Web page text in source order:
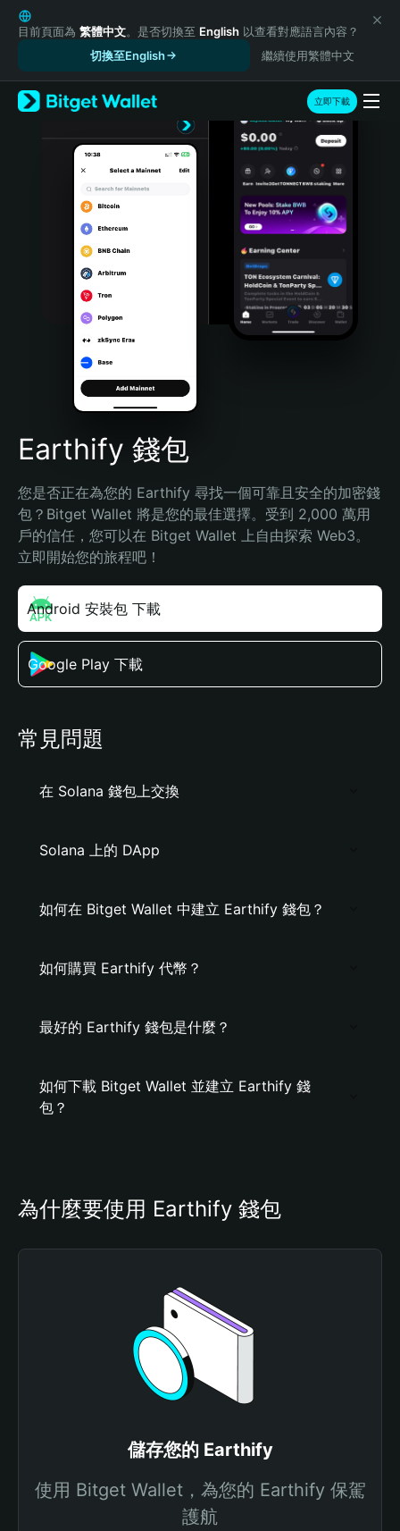
English
日本語
Русский
Español (Latinoamérica)
Türkçe
Português (Portugal)
Bahasa Indonesia
Português (Brasil)
Español (Argentina)
目前頁面為 繁體中文。是否切換至 English 以查看對應語言內容？
切換至English
繼續使用繁體中文
立即下載
Earthify 錢包
您是否正在為您的 Earthify 尋找一個可靠且安全的加密錢
包？Bitget Wallet 將是您的最佳選擇。受到 2,000 萬用
戶的信任，您可以在 Bitget Wallet 上自由探索 Web3。
立即開始您的旅程吧！
Android 安裝包 下載
Google Play 下載
常見問題
在 Solana 錢包上交換
Solana 上的 DApp
如何在 Bitget Wallet 中建立 Earthify 錢包？
如何購買 Earthify 代幣？
最好的 Earthify 錢包是什麼？
如何下載 Bitget Wallet 並建立 Earthify 錢
包？
為什麼要使用 Earthify 錢包
儲存您的 Earthify
使用 Bitget Wallet，為您的 Earthify 保駕
護航